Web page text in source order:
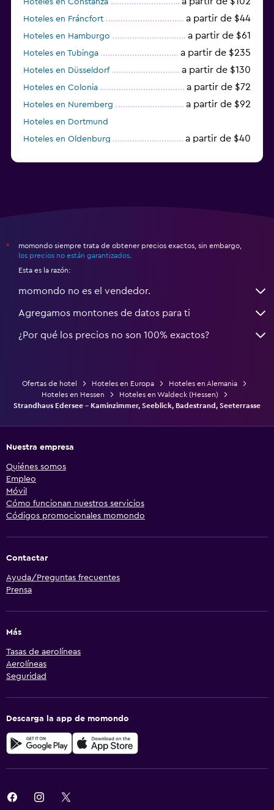
Hoteles en Constanza
Hoteles en Fráncfort a partir de $44
Hoteles en Hamburgo a partir de $61
Hoteles en Tubinga a partir de $235
Hoteles en Düsseldorf a partir de $130
Hoteles en Colonia a partir de $72
Hoteles en Nuremberg a partir de $92
Hoteles en Dortmund
Hoteles en Oldenburg
a partir de $40
*
momondo siempre trata de obtener precios exactos, sin embargo,
los precios no están garantizados
Esta es la razón:
momondo no es el vendedor.
Agregamos montones de datos para ti
¿Por qué los precios no son 100% exactos?
Ofertas de hotel Hoteles en Europa
Hoteles en Alemania
Hoteles en Hessen
Hoteles en Waldeck (Hessen)
Strandhaus Edersee - Kaminzimmer, Seeblick, Badestrand, Seeterrasse
Nuestra empresa
Quiénes somos
Empleo
Móvil
Cómo funcionan nuestros servicios
Códigos promocionales momondo
Contactar
Ayuda/Preguntas frecuentes
Prensa
Más
Tasas de aerolíneas
Aerolíneas
Seguridad
Descarga la app de momondo